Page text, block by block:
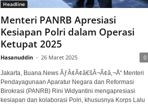
Headline
Menteri PANRB Apresiasi
Kesiapan Polri dalam Operasi
Ketupat 2025
Hasanuddin - 26 Maret 2025 0
Jakarta, Buana.News ÃƒÂ¢Ã¢â€šÂ¬Ã¢â‚¬Å“ Menteri
Pendayagunaan Aparatur Negara dan Reformasi
Birokrasi (PANRB) Rini Widyantini mengapresiasi
kesiapan dan kolaborasi Polri, khususnya Korps Lalu